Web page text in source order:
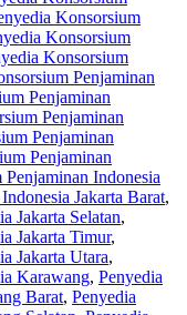
Konsorsium
Konsorsium
Konsorsium
Penjaminan
Penjaminan
Penjaminan
Penjaminan
Penjaminan
Indonesia
Jakarta Barat,
Jakarta Selatan,
Jakarta Timur,
Jakarta Utara,
Karawang, Penyedia
Barat, Penyedia